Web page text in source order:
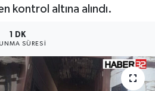
kontrol altına alındı.
1 DK
SÜRESI